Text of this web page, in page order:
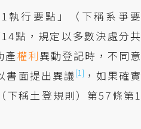
執行要點」（下稱系爭要
點，規定以多數決處分共
產權利異動登記時，不同意
書面提出異議[1] ，如果確實
稱土登規則）第57條第1